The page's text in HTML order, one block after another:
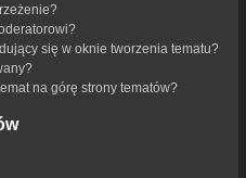
się w oknie tworzenia tematu?
na górę strony tematów?